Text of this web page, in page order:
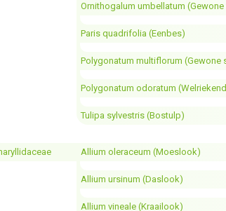
Ornithogalum umbellatum
Paris quadrifolia (Eenbes)
Polygonatum multiflorum (Gewone
Polygonatum odoratum
Tulipa sylvestris (Bostulp)
Allium oleraceum (Moeslook)
Allium ursinum (Daslook)
Allium vineale (Kraailook)